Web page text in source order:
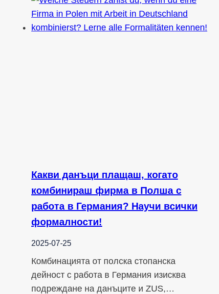
Какви данъци плащаш, когато
комбинираш фирма в Полша с
работа в Германия? Научи всички
формалности!
2025-07-25
Комбинацията от полска стопанска
дейност с работа в Германия изисква
подреждане на данъците и ZUS,…